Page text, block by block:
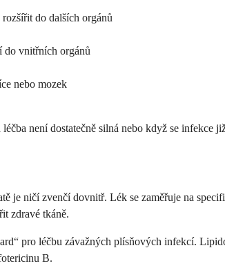
do dalších orgánů
do vnitřních orgánů
nebo mozek
není dostatečně silná nebo když se infekce
ničí zvenčí dovnitř. Lék se zaměřuje na
zdravé tkáně.
pro léčbu závažných plísňových infekcí.
B.